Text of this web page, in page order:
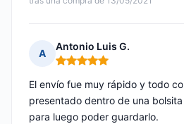
A
Antonio Luis G.
Nota: 5 de 5
El envío fue muy rápido y todo
presentado dentro de una
para luego poder guardarlo.